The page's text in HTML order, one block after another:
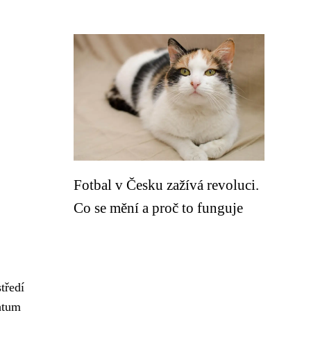
Fotbal v Česku zažívá revoluci.
Co se mění a proč to funguje